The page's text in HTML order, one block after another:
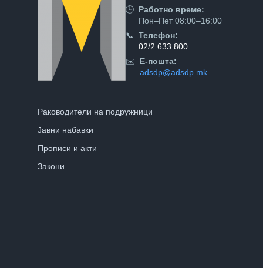
🕒 Работно време:
Пон–Пет 08:00–16:00
📞 Телефон:
02/2 633 800
✉️
Е-пошта:
adsdp@adsdp.mk
Раководители на подружници
Јавни набавки
Прописи и акти
Закони